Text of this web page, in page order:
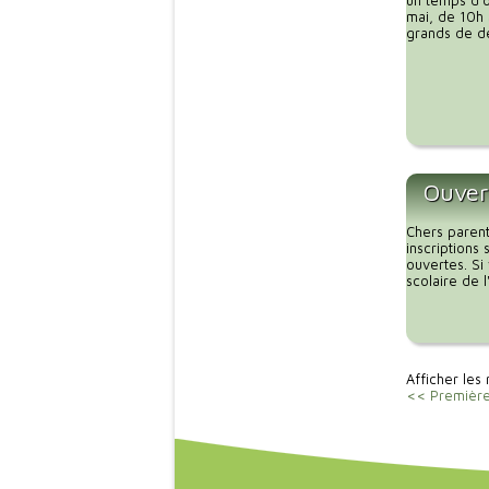
mai, de 10h
grands de
Chers
inscriptions
ouvertes.
scolaire de
Afficher les
<< Première